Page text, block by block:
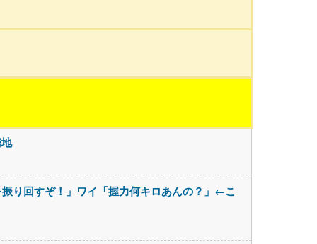
り回すぞ！」ワイ「握力何キロあんの？」←こ